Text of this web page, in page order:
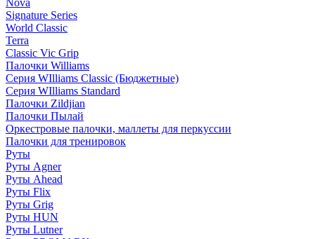
Nova
Signature Series
World Classic
Terra
Classic Vic Grip
Палочки Williams
Серия WIlliams Classic (Бюджетные)
Серия WIlliams Standard
Палочки Zildjian
Палочки Пылай
Оркестровые палочки, маллеты для перкуссии
Палочки для тренировок
Руты
Руты Agner
Руты Ahead
Руты Flix
Руты Grig
Руты HUN
Руты Lutner